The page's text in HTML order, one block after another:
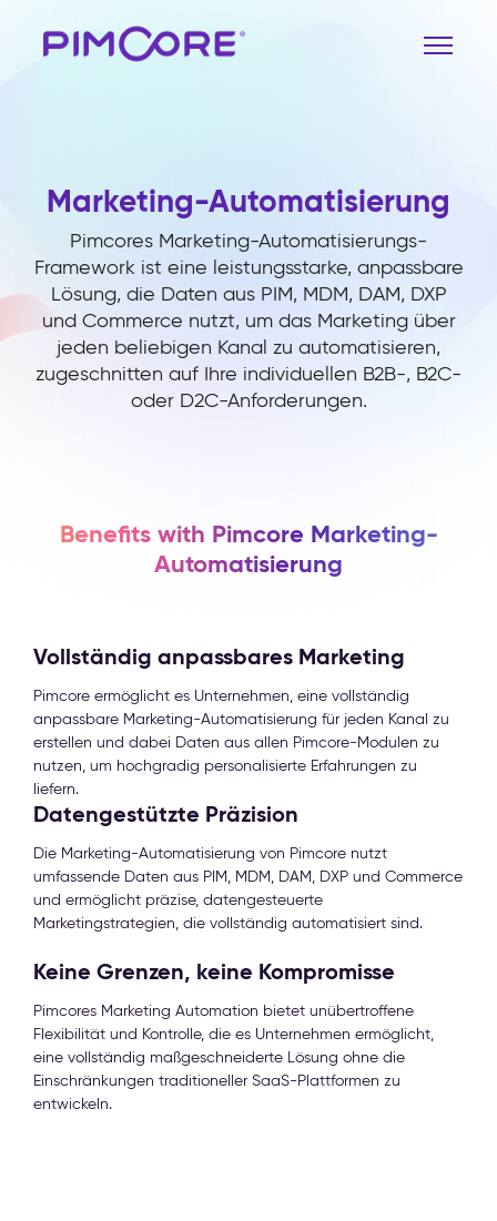
Marketing-Automatisierung
Pimcores Marketing-Automatisierungs-
Framework ist eine leistungsstarke, anpassbare
Lösung, die Daten aus PIM, MDM, DAM, DXP
und Commerce nutzt, um das Marketing über
jeden beliebigen Kanal zu automatisieren,
zugeschnitten auf Ihre individuellen B2B-, B2C-
oder D2C-Anforderungen.
Benefits with Pimcore Marketing-
Automatisierung
Vollständig anpassbares Marketing
Pimcore ermöglicht es Unternehmen, eine vollständig
anpassbare Marketing-Automatisierung für jeden Kanal zu
erstellen und dabei Daten aus allen Pimcore-Modulen zu
nutzen, um hochgradig personalisierte Erfahrungen zu
liefern.
Datengestützte Präzision
Die Marketing-Automatisierung von Pimcore nutzt
umfassende Daten aus PIM, MDM, DAM, DXP und Commerce
und ermöglicht präzise, datengesteuerte
Marketingstrategien, die vollständig automatisiert sind.
Keine Grenzen, keine Kompromisse
Pimcores Marketing Automation bietet unübertroffene
Flexibilität und Kontrolle, die es Unternehmen ermöglicht,
eine vollständig maßgeschneiderte Lösung ohne die
Einschränkungen traditioneller SaaS-Plattformen zu
entwickeln.